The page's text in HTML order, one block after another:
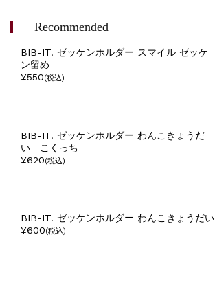
Recommended
BIB-IT. ゼッケンホルダー スマイル ゼッケ
ン留め
¥550(税込)
BIB-IT. ゼッケンホルダー わんこきょうだ
い こくっち
¥620(税込)
BIB-IT. ゼッケンホルダー わんこきょうだい
¥600(税込)